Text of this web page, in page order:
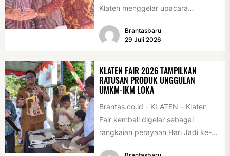
Klaten menggelar upacara
di Alun-alun Klaten, Selasa
Brantasbaru
29 Juli 2026
KLATEN FAIR 2026 TAMPILKAN
RATUSAN PRODUK UNGGULAN
UMKM-IKM LOKA
Brantas.co.id - KLATEN – Klaten
Fair kembali digelar sebagai
rangkaian perayaan Hari Jadi ke-